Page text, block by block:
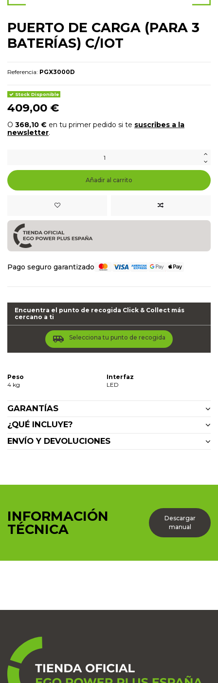
PUERTO DE CARGA (PARA 3
BATERÍAS) C/IOT
Referencia: PGX3000D
Stock Disponible
409,00 €
O 368,10 € en tu primer pedido si te suscribes a la
newsletter.
Añadir al carrito
Pago seguro garantizado
Encuentra el punto de recogida Click & Collect más
cercano a ti
airport_shuttle Selecciona tu punto de recogida
Peso
4 kg
Interfaz
LED
GARANTÍAS
¿QUÉ INCLUYE?
ENVÍO Y DEVOLUCIONES
INFORMACIÓN
TÉCNICA
Descargar
manual